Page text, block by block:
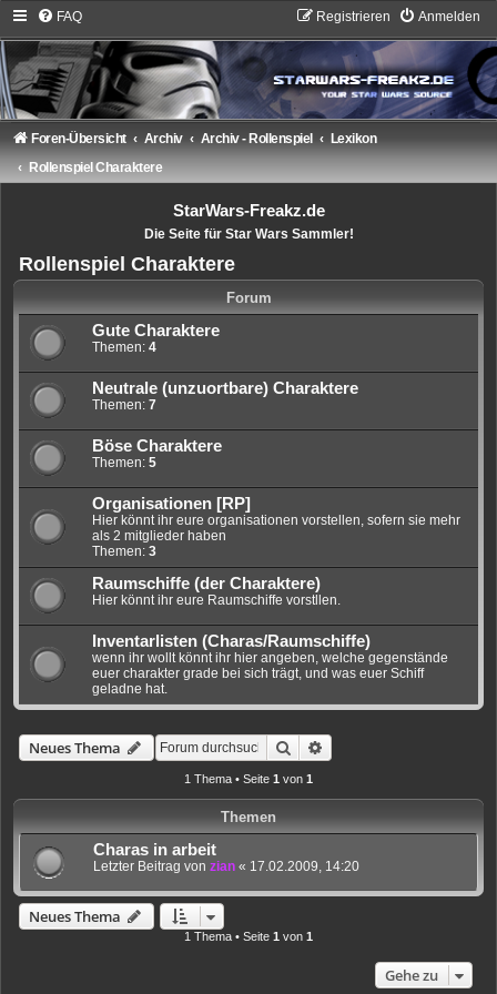
FAQ Anmelden
Registrieren
Foren-Übersicht Archiv Archiv - Rollenspiel
Lexikon
Rollenspiel Charaktere
StarWars-Freakz.de
Die Seite für Star Wars Sammler!
Rollenspiel Charaktere
Forum
Gute Charaktere
Themen: 4
Neutrale (unzuortbare) Charaktere
Themen: 7
Böse Charaktere
Themen: 5
Organisationen [RP]
Hier könnt ihr eure organisationen vorstellen, sofern sie mehr
als 2 mitglieder haben
Themen: 3
Raumschiffe (der Charaktere)
Hier könnt ihr eure Raumschiffe vorstllen.
Inventarlisten (Charas/Raumschiffe)
wenn ihr wollt könnt ihr hier angeben, welche gegenstände
euer charakter grade bei sich trägt, und was euer Schiff
geladne hat.
Neues Thema Suche
1 Thema • Seite 1 von 1
Themen
Charas in arbeit
Letzter Beitrag von zian « 17.02.2009, 14:20
Neues Thema
1 Thema • Seite 1 von 1
Gehe zu